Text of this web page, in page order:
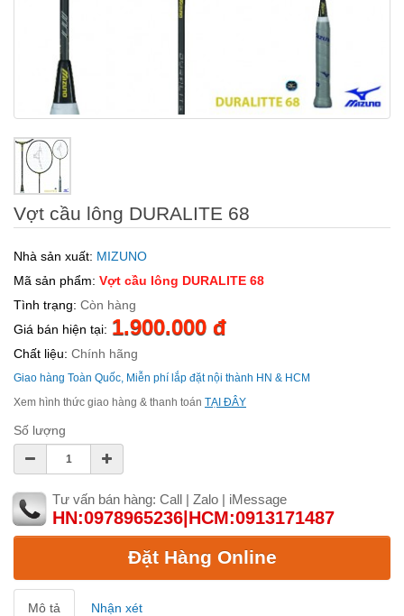
Vợt cầu lông DURALITE 68
Nhà sản xuất: MIZUNO
Mã sản phẩm: Vợt cầu lông DURALITE 68
Tình trạng: Còn hàng
Giá bán hiện tại: 1.900.000 đ
Chất liệu: Chính hãng
Giao hàng Toàn Quốc, Miễn phí lắp đặt nội thành HN & HCM
Xem hình thức giao hàng & thanh toán TẠI ĐÂY
Số lượng
Tư vấn bán hàng: Call | Zalo | iMessage
HN:0978965236|HCM:0913171487
Đặt Hàng Online
Mô tả Nhận xét